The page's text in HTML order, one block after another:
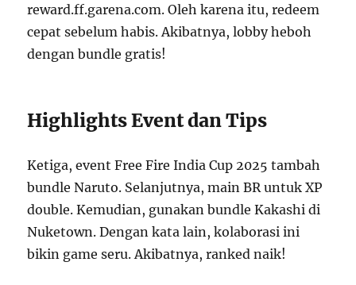
reward.ff.garena.com. Oleh karena itu, redeem
cepat sebelum habis. Akibatnya, lobby heboh
dengan bundle gratis!
Highlights Event dan Tips
Ketiga, event Free Fire India Cup 2025 tambah
bundle Naruto. Selanjutnya, main BR untuk XP
double. Kemudian, gunakan bundle Kakashi di
Nuketown. Dengan kata lain, kolaborasi ini
bikin game seru. Akibatnya, ranked naik!